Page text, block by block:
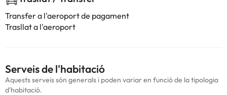
Transfer a l'aeroport de pagament
Trasllat a l'aeroport
Serveis de l'habitació
Aquests serveis són generals i poden variar en funció de la tipologia
d'habitació.